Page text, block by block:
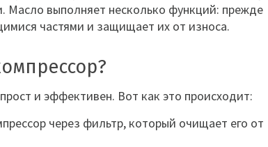
Масло выполняет несколько функций: прежде
частями и защищает их от износа.
и эффективен. Вот как это происходит:
через фильтр, который очищает его от